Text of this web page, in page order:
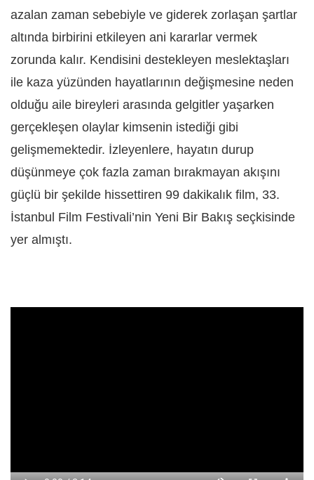
azalan zaman sebebiyle ve giderek zorlaşan şartlar
altında birbirini etkileyen ani kararlar vermek
zorunda kalır. Kendisini destekleyen meslektaşları
ile kaza yüzünden hayatlarının değişmesine neden
olduğu aile bireyleri arasında gelgitler yaşarken
gerçekleşen olaylar kimsenin istediği gibi
gelişmemektedir. İzleyenlere, hayatın durup
düşünmeye çok fazla zaman bırakmayan akışını
güçlü bir şekilde hissettiren 99 dakikalık film, 33.
İstanbul Film Festivali’nin Yeni Bir Bakış seçkisinde
yer almıştı.